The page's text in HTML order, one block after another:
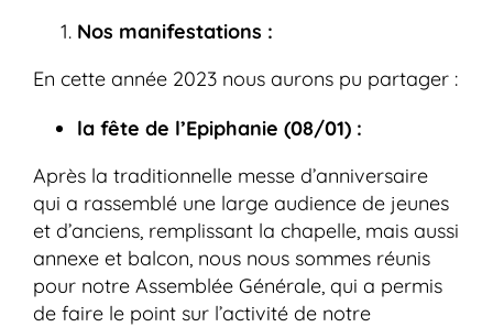
Nos manifestations :
En cette année 2023 nous aurons pu partager :
la fête de l’Epiphanie (08/01) :
Après la traditionnelle messe d’anniversaire
qui a rassemblé une large audience de jeunes
et d’anciens, remplissant la chapelle, mais aussi
annexe et balcon, nous nous sommes réunis
pour notre Assemblée Générale, qui a permis
de faire le point sur l’activité de notre